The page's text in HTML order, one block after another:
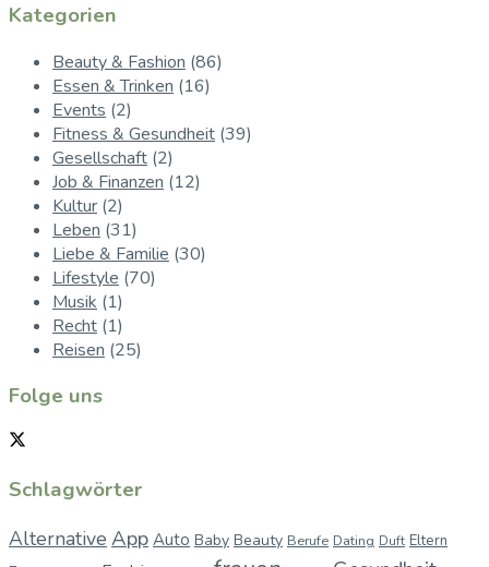
Kategorien
Beauty & Fashion (86)
Essen & Trinken (16)
Events (2)
Fitness & Gesundheit (39)
Gesellschaft (2)
Job & Finanzen (12)
Kultur (2)
Leben (31)
Liebe & Familie (30)
Lifestyle (70)
Musik (1)
Recht (1)
Reisen (25)
Folge uns
Schlagwörter
Alternative App Auto Baby Beauty Berufe Dating Duft Eltern